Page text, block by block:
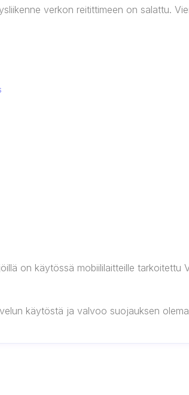
verkon reitittimeen on salattu.
on käytössä mobiililaitteille tarkoitettu
käytöstä ja valvoo suojauksen